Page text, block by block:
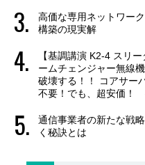
高価な専用ネットワー
構築の現実解
【基調講演 K2-4 スリ
ームチェンジャー無線
破壊する！！ コアサー
不要！でも、超安価！
通信事業者の新たな戦
く秘訣とは